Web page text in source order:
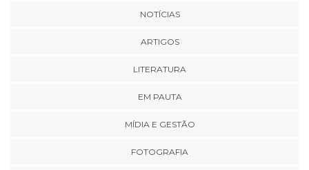
NOTÍCIAS
ARTIGOS
LITERATURA
EM PAUTA
MÍDIA E GESTÃO
FOTOGRAFIA